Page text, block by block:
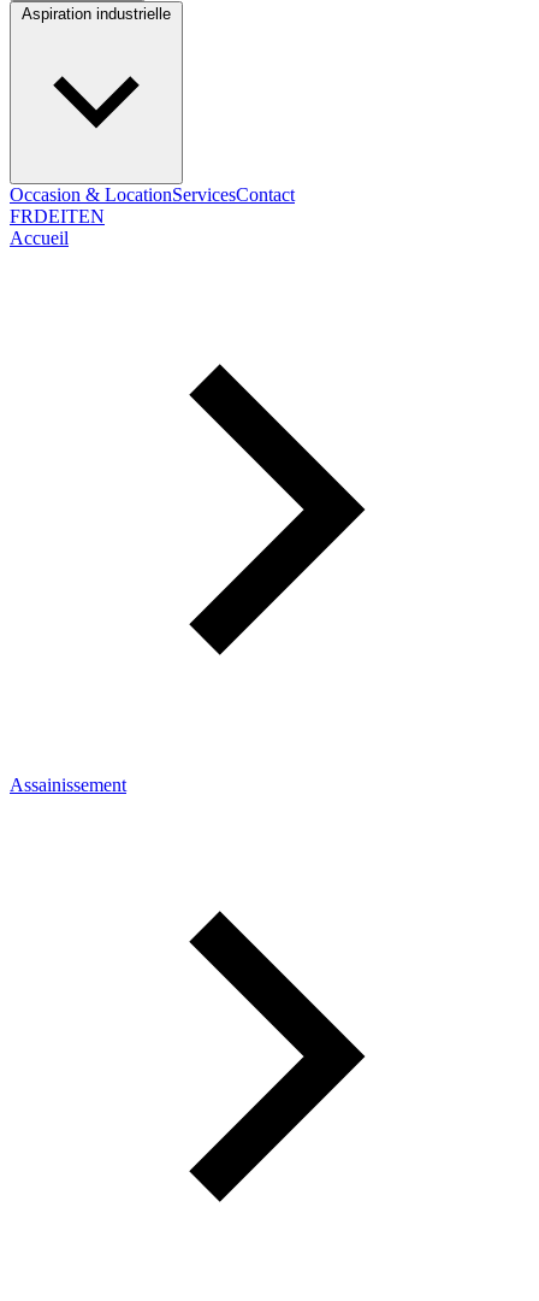
Occasion & LocationServicesContact
FRDEITEN
Accueil
Assainissement